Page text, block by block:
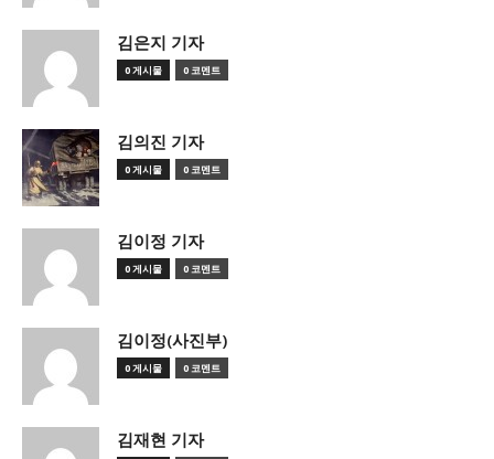
김은지 기자
0 게시물 0 코멘트
김의진 기자
0 게시물 0 코멘트
김이정 기자
0 게시물 0 코멘트
김이정(사진부)
0 게시물 0 코멘트
김재현 기자